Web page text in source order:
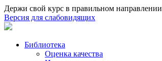
Держи свой курс в правильном направлении
Версия для слабовидящих
Библиотека
Оценка качества